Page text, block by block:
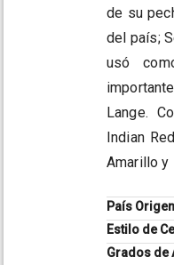
de su
del país;
usó
Lange.
Indian
Amarillo y
País
Estilo de
Grados de